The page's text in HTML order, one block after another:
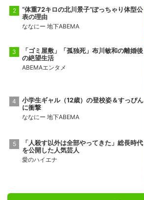
“体重72キロの北川景子”ぽっちゃり体型公
表の理由
ななにー 地下ABEMA
「ゴミ屋敷」「孤独死」布川敏和の離婚後
の絶望生活
ABEMAエンタメ
小学生ギャル（12歳）の登校姿＆すっぴん
に衝撃
ななにー 地下ABEMA
「人殺す以外は全部やってきた」総長時代
を公開した人気芸人
愛のハイエナ